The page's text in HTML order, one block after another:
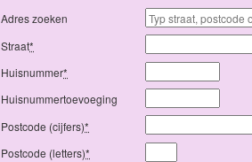
Adres zoeken
Straat*
Huisnummer*
Huisnummertoevoeging
Postcode (cijfers)*
Postcode (letters)*